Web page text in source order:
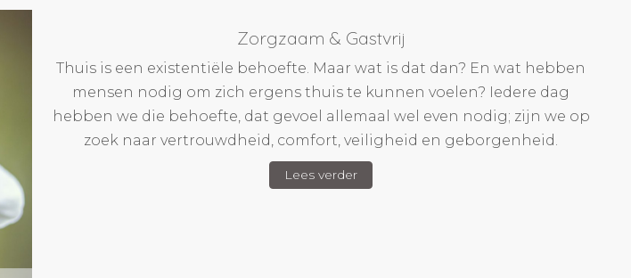
Zorgzaam & Gastvrij
Thuis is een existentiële behoefte. Maar wat is dat dan? En wat hebben
mensen nodig om zich ergens thuis te kunnen voelen? Iedere dag
hebben we die behoefte, dat gevoel allemaal wel even nodig; zijn we op
zoek naar vertrouwdheid, comfort, veiligheid en geborgenheid.
Lees verder